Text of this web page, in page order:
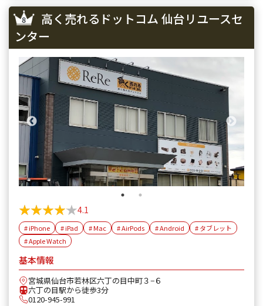
高く売れるドットコム 仙台リユースセ
ンター
★★★★★
★★★★★4.1
# iPhone # iPad # Mac # AirPods # Android
# タブレット
# Apple Watch
基本情報
宮城県仙台市若林区六丁の目中町３−６
六丁の目駅から徒歩3分
0120-945-991